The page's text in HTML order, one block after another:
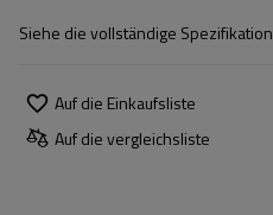
Siehe die vollständige Spezifikation
Auf die Einkaufsliste
Auf die vergleichsliste